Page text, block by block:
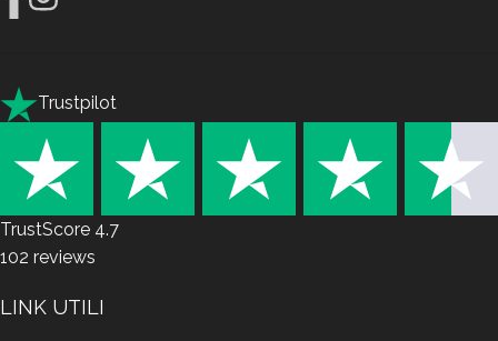
Trustpilot
TrustScore 4.7
102 reviews
LINK UTILI